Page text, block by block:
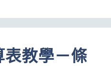
教學－條